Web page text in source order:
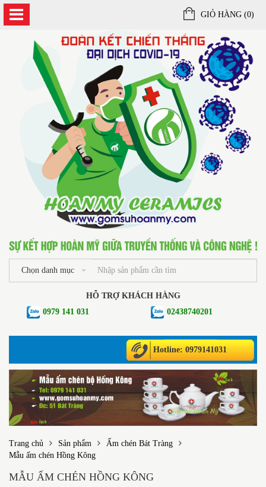
GIỎ HÀNG (0)
Chọn danh mục
HỖ TRỢ KHÁCH HÀNG
0979 141 031
02438740201
Hotline: 0979141031
Trang chủ Sản phẩm
Ấm chén Bát Tràng
Mẫu ấm chén Hồng Kông
MẪU ẤM CHÉN HỒNG KÔNG